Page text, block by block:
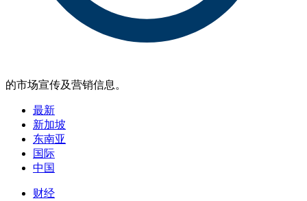
的市场宣传及营销信息。
最新
新加坡
东南亚
国际
中国
财经